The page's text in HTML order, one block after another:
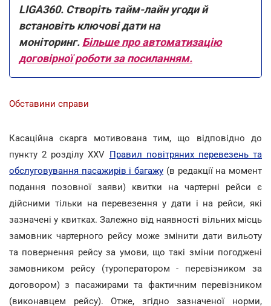
LIGA360. Створіть тайм-лайн угоди й
встановіть ключові дати на
моніторинг. Більше про автоматизацію
договірної роботи за посиланням.
Обставини справи
Касаційна скарга мотивована тим, що відповідно до
пункту 2 розділу XXV Правил повітряних перевезень та
обслуговування пасажирів і багажу (в редакції на момент
подання позовної заяви) квитки на чартерні рейси є
дійсними тільки на перевезення у дати і на рейси, які
зазначені у квитках. Залежно від наявності вільних місць
замовник чартерного рейсу може змінити дати вильоту
та повернення рейсу за умови, що такі зміни погоджені
замовником рейсу (туроператором - перевізником за
договором) з пасажирами та фактичним перевізником
(виконавцем рейсу). Отже, згідно зазначеної норми,